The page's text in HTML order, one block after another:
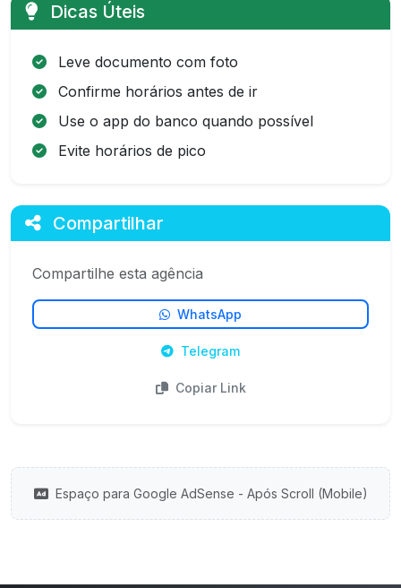
Dicas Úteis
Leve documento com foto
Confirme horários antes de ir
Use o app do banco quando possível
Evite horários de pico
Compartilhar
Compartilhe esta agência
WhatsApp
Telegram
Copiar Link
Espaço para Google AdSense - Após Scroll (Mobile)